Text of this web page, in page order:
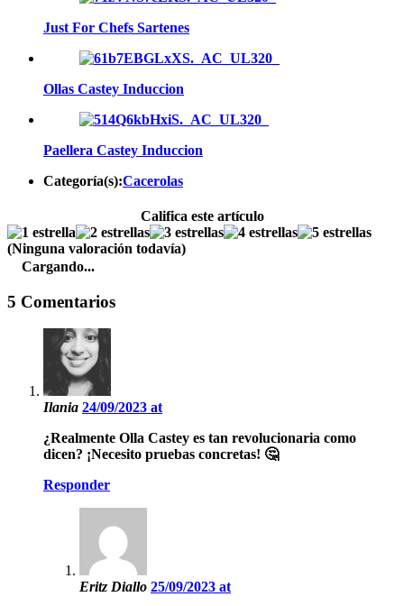
Just For Chefs Sartenes
Ollas Castey Induccion
Paellera Castey Induccion
Categoría(s):Cacerolas
Califica este artículo
(Ninguna valoración todavía)
Cargando...
5 Comentarios
Ilania 24/09/2023 at
¿Realmente Olla Castey es tan revolucionaria como
dicen? ¡Necesito pruebas concretas! 🤔
Responder
Eritz Diallo 25/09/2023 at